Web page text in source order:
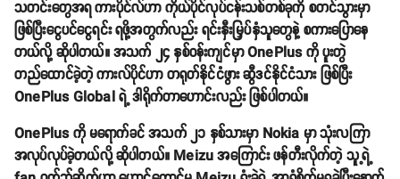
သတင်းတွေအရ ကားပိုင်လ်ဟာ ကိုယ်ပိုင်လုပ်ငန်းသစ်တစ်ခုကို စတင်သွားမှာ
ဖြစ်ပြီးငွေပင်ငွေရင်း ရဖို့အတွက်လည်း ရင်းနှီးမြှပ်နှံသူတွေနဲ့ စကားပြောနေ
တယ်လို့ ဆိုပါတယ်။ အသက် ၂၄ နှစ်ဝန်းကျင်မှာ OnePlus ကို ပူးတွဲ
တည်ထောင်ခဲ့တဲ့ ကားလ်ပိုင်ဟာ တရုတ်နိုင်ငံဖွား ဆွီဒင်နိုင်ငံသား ဖြစ်ပြီး
OnePlus Global ရဲ့ ဒါရိုက်တာဟောင်းလည်း ဖြစ်ပါတယ်။
OnePlus ကို မရောက်ခင် အသက် ၂၁ နှစ်သားမှာ Nokia မှာ သုံးလကြာ
အလုပ်လုပ်ခဲ့တယ်လို့ ဆိုပါတယ်။ Meizu အကြောင်း ဖန်တီးလိုက်တဲ့ သူ့ရဲ့